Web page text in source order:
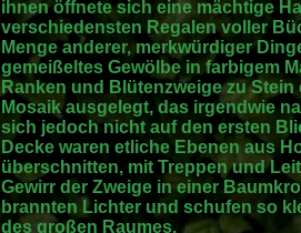
ihnen öffnete sich eine mächtige
verschiedensten Regalen voller
Menge anderer, merkwürdiger
gemeißeltes Gewölbe in farbigem
Ranken und Blütenzweige zu
Mosaik ausgelegt, das irgendwie
sich jedoch nicht auf den ersten
Decke waren etliche Ebenen aus
überschnitten, mit Treppen und
Gewirr der Zweige in einer
brannten Lichter und schufen so
des großen Raumes.